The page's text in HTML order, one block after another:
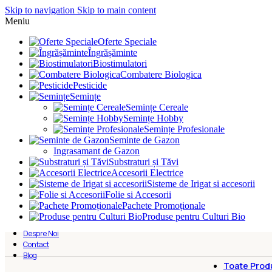
Skip to navigation Skip to main content
Meniu
Oferte Speciale
Îngrășăminte
Biostimulatori
Combatere Biologica
Pesticide
Semințe
Semințe Cereale
Semințe Hobby
Semințe Profesionale
Seminte de Gazon
Ingrasamant de Gazon
Substraturi și Tăvi
Accesorii Electrice
Sisteme de Irigat si accesorii
Folie si Accesorii
Pachete Promoționale
Produse pentru Culturi Bio
Despre Noi
Contact
Blog
Toate